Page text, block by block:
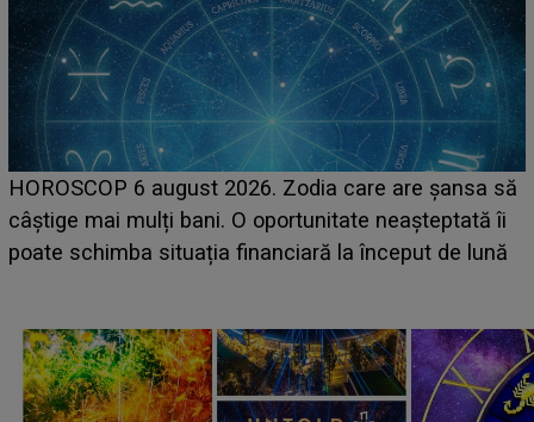
care are șansa să
neașteptată îi
la început de lună
LINE-UP UNTOLD ONE, ziua
scena principală a festivalului
suedeză a ajuns deja în